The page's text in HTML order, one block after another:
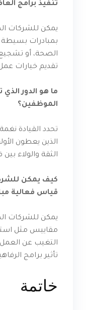
تنفيذ برامج
يمكن للشركات
بمبادرات
الصحة، أو تشجيع
تقديم خيارات
ما هو الدور الذي
الموظفين؟
تحدد القيادة
الذين يعطون
الثقة والولاء
كيف يمكن
قياس فعالية
يمكن للشركات
مقاييس مثل
التغيب عن
تأثير برامج
خاتمة